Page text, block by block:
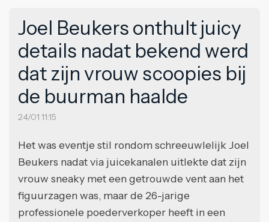
Joel Beukers onthult juicy
details nadat bekend werd
dat zijn vrouw scoopies bij
de buurman haalde
24/01 11:15
Het was eventje stil rondom schreeuwlelijk Joel
Beukers nadat via juicekanalen uitlekte dat zijn
vrouw sneaky met een getrouwde vent aan het
figuurzagen was, maar de 26-jarige
professionele poederverkoper heeft in een